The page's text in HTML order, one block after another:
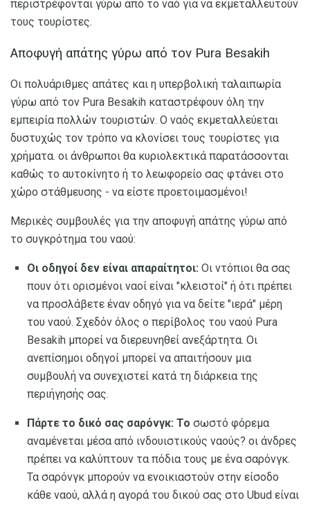
περιστρέφονται γύρω από το ναό για να εκμεταλλευτούν
τους τουρίστες.
Αποφυγή απάτης γύρω από τον Pura Besakih
Οι πολυάριθμες απάτες και η υπερβολική ταλαιπωρία
γύρω από τον Pura Besakih καταστρέφουν όλη την
εμπειρία πολλών τουριστών. Ο ναός εκμεταλλεύεται
δυστυχώς τον τρόπο να κλονίσει τους τουρίστες για
χρήματα. οι άνθρωποι θα κυριολεκτικά παρατάσσονται
καθώς το αυτοκίνητο ή το λεωφορείο σας φτάνει στο
χώρο στάθμευσης - να είστε προετοιμασμένοι!
Μερικές συμβουλές για την αποφυγή απάτης γύρω από
το συγκρότημα του ναού:
Οι οδηγοί δεν είναι απαραίτητοι: Οι ντόπιοι θα σας
πουν ότι ορισμένοι ναοί είναι "κλειστοί" ή ότι πρέπει
να προσλάβετε έναν οδηγό για να δείτε "ιερά" μέρη
του ναού. Σχεδόν όλος ο περίβολος του ναού Pura
Besakih μπορεί να διερευνηθεί ανεξάρτητα. Οι
ανεπίσημοι οδηγοί μπορεί να απαιτήσουν μια
συμβουλή να συνεχιστεί κατά τη διάρκεια της
περιήγησής σας.
Πάρτε το δικό σας σαρόνγκ: Το σωστό φόρεμα
αναμένεται μέσα από ινδουιστικούς ναούς? οι άνδρες
πρέπει να καλύπτουν τα πόδια τους με ένα σαρόνγκ.
Τα σαρόνγκ μπορούν να ενοικιαστούν στην είσοδο
κάθε ναού, αλλά η αγορά του δικού σας στο Ubud είναι